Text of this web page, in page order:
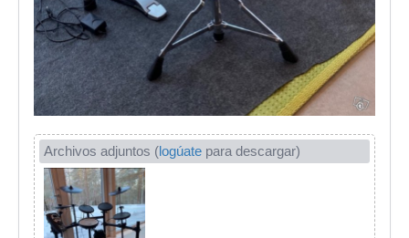
Archivos adjuntos (logúate para descargar)